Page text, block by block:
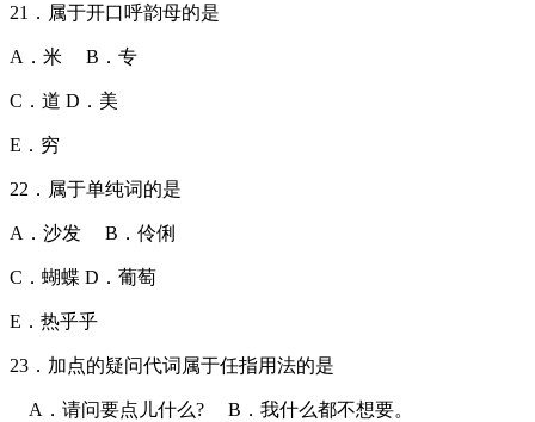
21．属于开口呼韵母的是
A．米 B．专
C．道 D．美
E．穷
22．属于单纯词的是
A．沙发 B．伶俐
C．蝴蝶 D．葡萄
E．热乎乎
23．加点的疑问代词属于任指用法的是
A．请问要点儿什么? B．我什么都不想要。